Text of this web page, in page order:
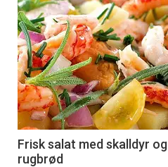
Frisk salat med skalldyr og
rugbrød